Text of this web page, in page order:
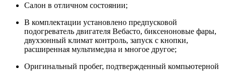
Салон в отличном состоянии;
В комплектации установлено предпусковой
подогреватель двигателя Вебасто, биксеноновые фары,
двухзонный климат контроль, запуск с кнопки,
расширенная мультимедиа и многое другое;
Оригинальный пробег, подтвержденный компьютерной